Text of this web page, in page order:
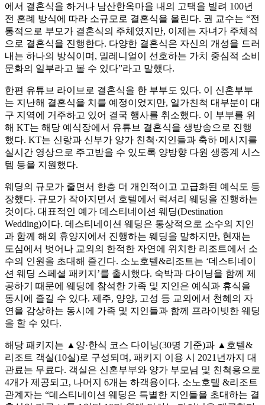
에서 결혼식을 하거나 남산한옥마을 내의 고택을 빌려 100년
전 혼례 방식에 따라 소규모로 결혼식을 올린다. 권 교수는 “전
통적으로 부모가 결혼식의 주체였지만, 이제는 자녀가 주체적
으로 결혼식을 진행한다. 다양한 결혼식은 자신의 개성을 드러
내는 하나의 방식이며, 밀레니얼이 선호하는 가치 중심적 소비
문화의 일부라고 볼 수 있다”라고 말했다.
한편 유튜브 라이브로 결혼식을 한 부부도 있다. 이 신혼부부
는 지난해 결혼식을 치를 예정이었지만, 일가친척 대부분이 대
구 지역에 거주하고 있어 결국 행사를 취소했다. 이 부부를 위
해 KT는 해당 예식장에서 유튜브 결혼식을 생방송으로 진행
했다. KT는 신랑과 신부가 양가 친척·지인들과 축하 메시지를
실시간 영상으로 주고받을 수 있도록 양방향 다원 생중계 시스
템 등을 지원했다.
웨딩의 규모가 줄면서 한층 더 개인적이고 고급화된 예식도 등
장했다. 규모가 작아지면서 호텔에서 럭셔리 웨딩을 진행하는
것이다. 대표적인 예가 데스티네이션 웨딩(Destination
Wedding)이다. 데스티네이션 웨딩은 통상적으로 소수의 지인
과 함께 해외 휴양지에서 진행하는 웨딩을 말하지만, 현재는
도심에서 벗어나 교외의 한적한 자연에 위치한 리조트에서 소
수의 인원을 초대해 즐긴다. 소노호텔&리조트는 ‘데스티네이
션 웨딩 스페셜 패키지’를 출시했다. 숙박과 다이닝을 함께 제
공하기 때문에 웨딩에 참석한 가족 및 지인은 예식과 휴식을
동시에 즐길 수 있다. 제주, 양양, 고성 등 교외에서 천혜의 자
연을 감상하는 동시에 가족 및 지인들과 함께 프라이빗한 웨딩
을 할 수 있다.
해당 패키지는 ▲양·한식 코스 다이닝(30명 기준)과 ▲호텔&
리조트 객실(10실)로 구성되며, 패키지 이용 시 2021년까지 대
관료는 무료다. 객실은 신혼부부와 양가 부모님 및 친척용으로
4개가 제공되고, 나머지 6개는 하객용이다. 소노호텔 &리조트
관계자는 “데스티네이션 웨딩은 특별한 지인들을 초대하는 결